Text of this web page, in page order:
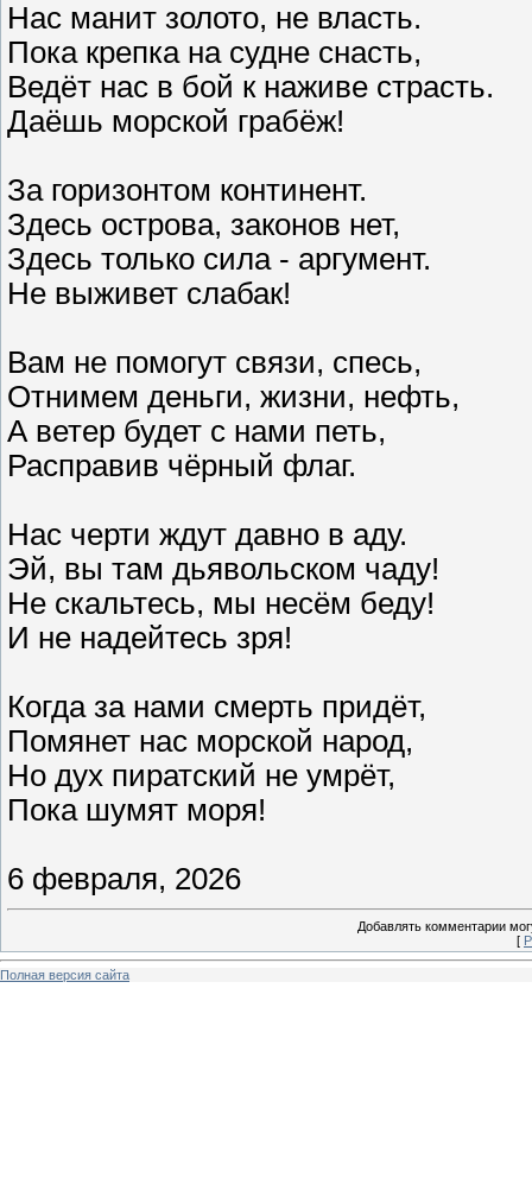
Нас манит золото, не власть.
Пока крепка на судне снасть,
Ведёт нас в бой к наживе страсть.
Даёшь морской грабёж!
За горизонтом континент.
Здесь острова, законов нет,
Здесь только сила - аргумент.
Не выживет слабак!
Вам не помогут связи, спесь,
Отнимем деньги, жизни, нефть,
А ветер будет с нами петь,
Расправив чёрный флаг.
Нас черти ждут давно в аду.
Эй, вы там дьявольском чаду!
Не скальтесь, мы несём беду!
И не надейтесь зря!
Когда за нами смерть придёт,
Помянет нас морской народ,
Но дух пиратский не умрёт,
Пока шумят моря!
6 февраля, 2026
Добавлять комментарии
[
Полная версия сайта